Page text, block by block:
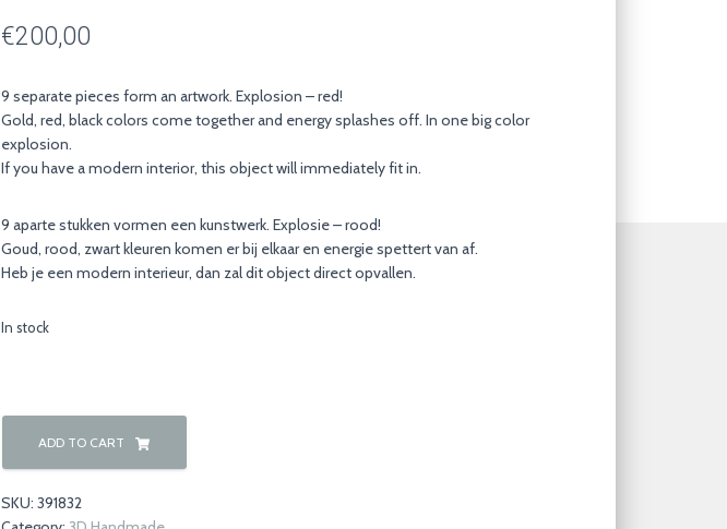
€200,00
9 separate pieces form an artwork. Explosion – red!
Gold, red, black colors come together and energy splashes off. In one big color
explosion.
If you have a modern interior, this object will immediately fit in.
9 aparte stukken vormen een kunstwerk. Explosie – rood!
Goud, rood, zwart kleuren komen er bij elkaar en energie spettert van af.
Heb je een modern interieur, dan zal dit object direct opvallen.
In stock
Red
Explosion
quantity
ADD TO CART
SKU: 391832